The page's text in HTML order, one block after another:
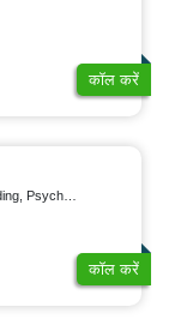
कॉल करें
Prashna-Kundali
कॉल करें